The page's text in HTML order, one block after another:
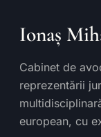
Ionaș
Cabinet de
reprezentării
european, cu